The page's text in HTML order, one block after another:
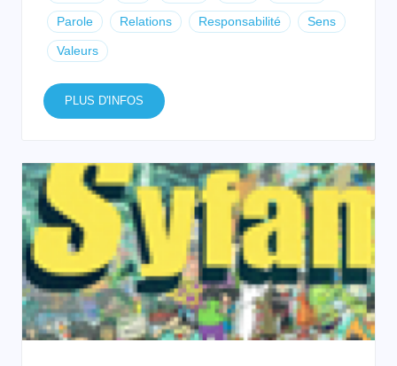
Parole Relations Responsabilité Sens
Valeurs
PLUS D'INFOS